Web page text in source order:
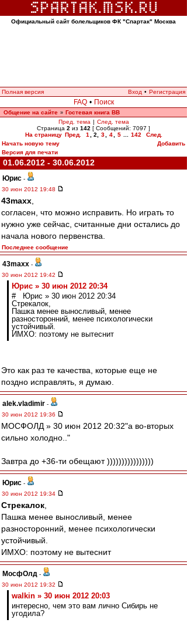
Официальный сайт болельщиков ФК "Спартак" Москва
Полная версия Вход • Регистрация
FAQ • Поиск
Общение на сайте » Гостевая книга ВВ
Пред. тема | След. тема
Страница 2 из 142 [ Сообщений: 7097 ]
На страницу Пред. 1 2 3 4 5 142
След.
Начать новую тему
Добавить
Версия для печати
01.06.2012 - 30.06.2012
Юрис -
30 июн 2012 19:48
43maxx
согласен, что можно исправить. Но играть то
нужно уже сейчас, считанные дни остались до
начала нового первенства.
Последнее сообщение
43maxx -
30 июн 2012 19:42
Юрис » 30 июн 2012 20:34
# Юрис » 30 июн 2012 20:34
Стрекалок,
Пашка менее выносливый, менее
разносторонний, менее психологически
устойчивый.
ИМХО: поэтому не вытеснит
Это как раз те качества, которые еще не
поздно исправлять, я думаю.
alek.vladimir -
30 июн 2012 19:36
МОСФОЛД » 30 июн 2012 20:32"а во-вторых
сильно холодно.."
Завтра до +36-ти обещают ))))))))))))))))
Юрис -
30 июн 2012 19:34
Стрекалок
Пашка менее выносливый, менее
разносторонний, менее психологически
устойчивый.
ИМХО: поэтому не вытеснит
МосфОлд -
30 июн 2012 19:32
walkin » 30 июн 2012 20:03
интересно, чем это вам лично Сибирь не
угодила?